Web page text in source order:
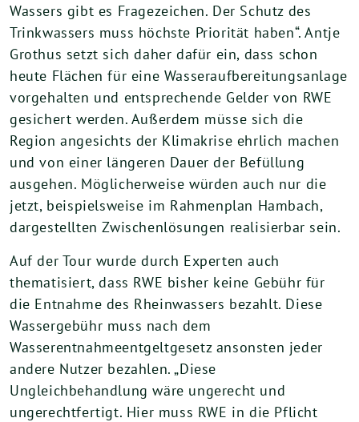
Wassers gibt es Fragezeichen. Der Schutz des
Trinkwassers muss höchste Priorität haben“. Antje
Grothus setzt sich daher dafür ein, dass schon
heute Flächen für eine Wasseraufbereitungsanlage
vorgehalten und entsprechende Gelder von RWE
gesichert werden. Außerdem müsse sich die
Region angesichts der Klimakrise ehrlich machen
und von einer längeren Dauer der Befüllung
ausgehen. Möglicherweise würden auch nur die
jetzt, beispielsweise im Rahmenplan Hambach,
dargestellten Zwischenlösungen realisierbar sein.
Auf der Tour wurde durch Experten auch
thematisiert, dass RWE bisher keine Gebühr für
die Entnahme des Rheinwassers bezahlt. Diese
Wassergebühr muss nach dem
Wasserentnahmeentgeltgesetz ansonsten jeder
andere Nutzer bezahlen. „Diese
Ungleichbehandlung wäre ungerecht und
ungerechtfertigt. Hier muss RWE in die Pflicht